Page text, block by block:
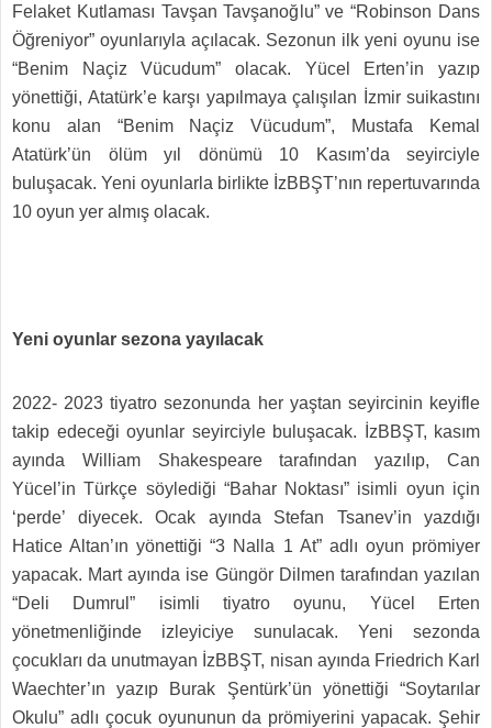
Felaket Kutlaması Tavşan Tavşanoğlu” ve “Robinson Dans
Öğreniyor” oyunlarıyla açılacak. Sezonun ilk yeni oyunu ise
“Benim Naçiz Vücudum” olacak. Yücel Erten’in yazıp
yönettiği, Atatürk’e karşı yapılmaya çalışılan İzmir suikastını
konu alan “Benim Naçiz Vücudum”, Mustafa Kemal
Atatürk’ün ölüm yıl dönümü 10 Kasım’da seyirciyle
buluşacak. Yeni oyunlarla birlikte İzBBŞT’nın repertuvarında
10 oyun yer almış olacak.
Yeni oyunlar sezona yayılacak
2022- 2023 tiyatro sezonunda her yaştan seyircinin keyifle
takip edeceği oyunlar seyirciyle buluşacak. İzBBŞT, kasım
ayında William Shakespeare tarafından yazılıp, Can
Yücel’in Türkçe söylediği “Bahar Noktası” isimli oyun için
‘perde’ diyecek. Ocak ayında Stefan Tsanev’in yazdığı
Hatice Altan’ın yönettiği “3 Nalla 1 At” adlı oyun prömiyer
yapacak. Mart ayında ise Güngör Dilmen tarafından yazılan
“Deli Dumrul” isimli tiyatro oyunu, Yücel Erten
yönetmenliğinde izleyiciye sunulacak. Yeni sezonda
çocukları da unutmayan İzBBŞT, nisan ayında Friedrich Karl
Waechter’ın yazıp Burak Şentürk’ün yönettiği “Soytarılar
Okulu” adlı çocuk oyununun da prömiyerini yapacak. Şehir